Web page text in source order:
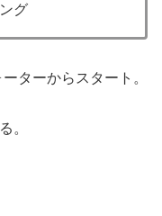
グ
ターからスタート。
。